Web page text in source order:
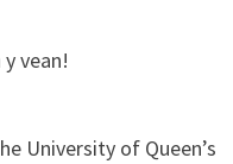
y vean!
University of Queen’s